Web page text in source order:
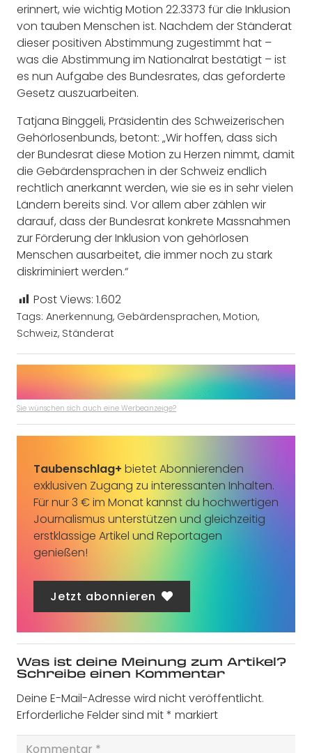
erinnert, wie wichtig Motion 22.3373 für die Inklusion
von tauben Menschen ist. Nachdem der Ständerat
dieser positiven Abstimmung zugestimmt hat –
was die Abstimmung im Nationalrat bestätigt – ist
es nun Aufgabe des Bundesrates, das geforderte
Gesetz auszuarbeiten.
Tatjana Binggeli, Präsidentin des Schweizerischen
Gehörlosenbunds, betont: „Wir hoffen, dass sich
der Bundesrat diese Motion zu Herzen nimmt, damit
die Gebärdensprachen in der Schweiz endlich
rechtlich anerkannt werden, wie sie es in sehr vielen
Ländern bereits sind. Vor allem aber zählen wir
darauf, dass der Bundesrat konkrete Massnahmen
zur Förderung der Inklusion von gehörlosen
Menschen ausarbeitet, die immer noch zu stark
diskriminiert werden.“
Post Views: 1.602
Tags: Anerkennung, Gebärdensprachen, Motion,
Schweiz, Ständerat
Sie wünschen sich auch eine Werbeanzeige?
Taubenschlag+ bietet Abonnierenden
exklusiven Zugang zu interessanten Inhalten.
Für nur 3 € im Monat kannst du hochwertigen
Journalismus unterstützen und gleichzeitig
erstklassige Artikel und Reportagen
genießen!
Jetzt abonnieren
Was ist deine Meinung zum Artikel?
Schreibe einen Kommentar
Deine E-Mail-Adresse wird nicht veröffentlicht.
Erforderliche Felder sind mit* markiert